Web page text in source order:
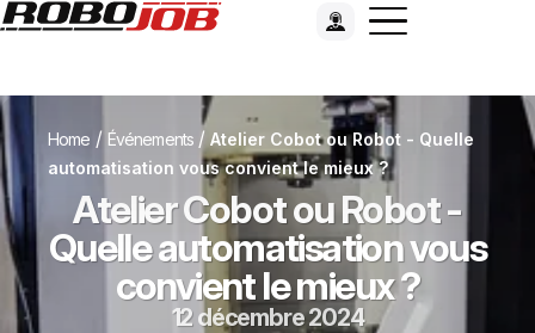
Home / Événements /Atelier Cobot ou Robot - Quelle
automatisation vous convient le mieux ?
Atelier Cobot ou Robot -
Quelle automatisation vous
convient le mieux ?
12 décembre 2024